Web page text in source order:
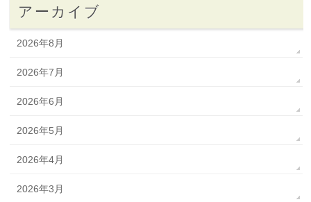
アーカイブ
2026年8月
2026年7月
2026年6月
2026年5月
2026年4月
2026年3月